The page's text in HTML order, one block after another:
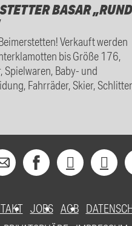
BASAR „RUND
Verkauft werden
bis Größe 176,
Spielwaren, Baby- und
Fahrräder, Skier,
JOBS AGB